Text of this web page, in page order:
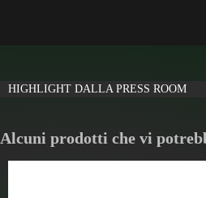
HIGHLIGHT DALLA PRESS ROOM
Alcuni prodotti che vi